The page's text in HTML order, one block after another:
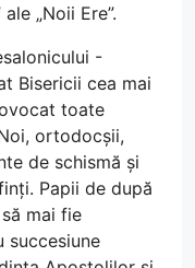
„Noii Ere”.
-
Bisericii cea mai
toate
ortodocșii,
de schismă și
Papii de după
mai fie
succesiune